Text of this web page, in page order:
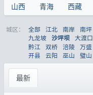
山西
青海 西藏
城区： 全部 江北 南岸 南坪
九龙坡 沙坪坝 大渡口
黔江
双桥 涪陵 万盛
开县 云阳 巫山 璧山
最新